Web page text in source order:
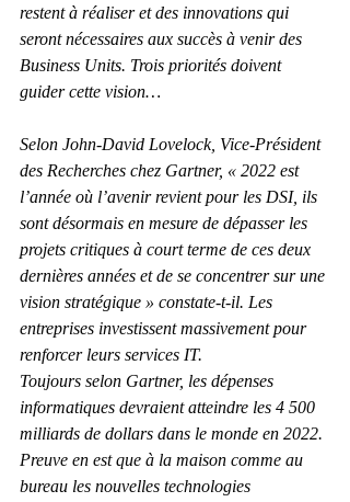
restent à réaliser et des innovations qui
seront nécessaires aux succès à venir des
Business Units. Trois priorités doivent
guider cette vision…
Selon John-David Lovelock, Vice-Président
des Recherches chez Gartner, « 2022 est
l’année où l’avenir revient pour les DSI, ils
sont désormais en mesure de dépasser les
projets critiques à court terme de ces deux
dernières années et de se concentrer sur une
vision stratégique » constate-t-il. Les
entreprises investissent massivement pour
renforcer leurs services IT.
Toujours selon Gartner, les dépenses
informatiques devraient atteindre les 4 500
milliards de dollars dans le monde en 2022.
Preuve en est que à la maison comme au
bureau les nouvelles technologies